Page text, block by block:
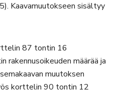
Kaavamuutokseen sisältyy
87 tontin 16
rakennusoikeuden määrää ja
muutoksen
korttelin 90 tontin 12